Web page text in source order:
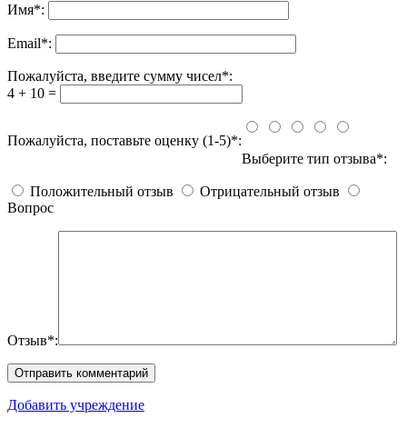
Имя*:
Email*:
Пожалуйста, введите сумму чисел*:
4 + 10 =
Пожалуйста, поставьте оценку (1-5)*:
Выберите тип отзыва*:
Положительный отзыв
Отрицательный отзыв
Вопрос
Отзыв*:
Добавить учреждение